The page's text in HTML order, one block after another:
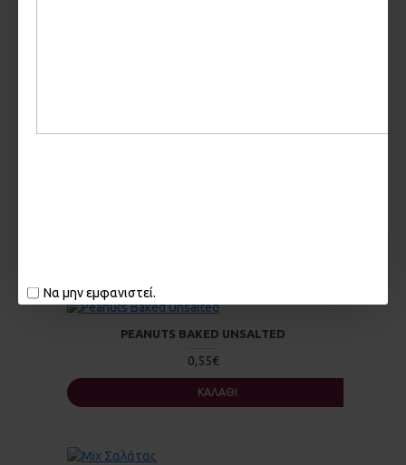
Να μην εμφανιστεί.
PEANUTS BAKED UNSALTED
0,55€
ΚΑΛΆΘΙ